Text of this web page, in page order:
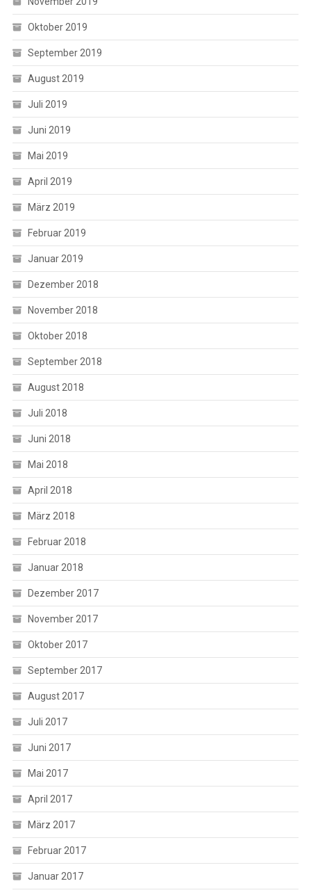
Oktober 2019
September 2019
August 2019
Juli 2019
Juni 2019
Mai 2019
April 2019
März 2019
Februar 2019
Januar 2019
Dezember 2018
November 2018
Oktober 2018
September 2018
August 2018
Juli 2018
Juni 2018
Mai 2018
April 2018
März 2018
Februar 2018
Januar 2018
Dezember 2017
November 2017
Oktober 2017
September 2017
August 2017
Juli 2017
Juni 2017
Mai 2017
April 2017
März 2017
Februar 2017
Januar 2017